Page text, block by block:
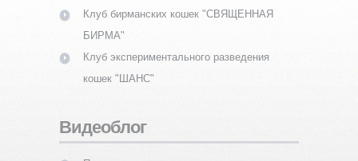
Клуб бирманских кошек "СВЯЩЕННАЯ
БИРМА"
Клуб экспериментального разведения
кошек "ШАНС"
Видеоблог